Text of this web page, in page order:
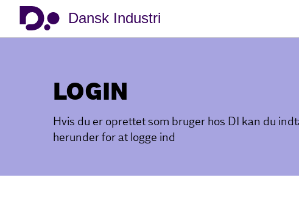
Dansk Industri
LOGIN
Hvis du er oprettet som bruger hos DI kan du
herunder for at logge ind